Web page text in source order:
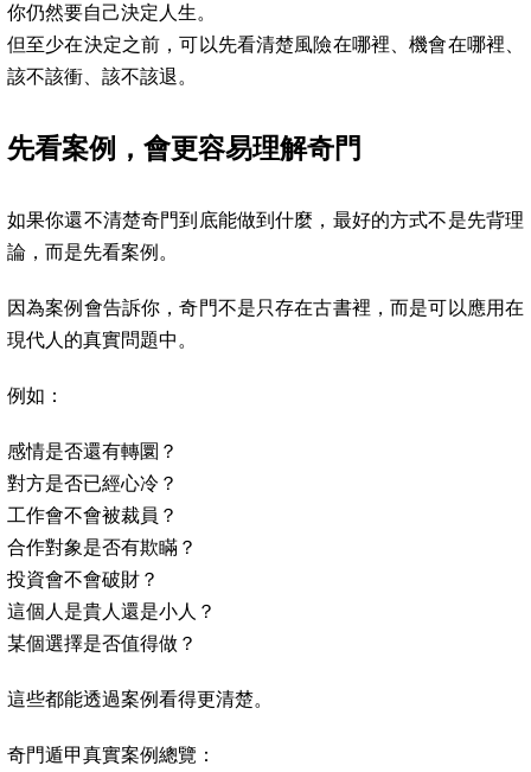
你仍然要自己決定人生。
但至少在決定之前，可以先看清楚風險在哪裡、機會在哪裡、
該不該衝、該不該退。
先看案例，會更容易理解奇門
如果你還不清楚奇門到底能做到什麼，最好的方式不是先背理
論，而是先看案例。
因為案例會告訴你，奇門不是只存在古書裡，而是可以應用在
現代人的真實問題中。
例如：
感情是否還有轉圜？
對方是否已經心冷？
工作會不會被裁員？
合作對象是否有欺瞞？
投資會不會破財？
這個人是貴人還是小人？
某個選擇是否值得做？
這些都能透過案例看得更清楚。
奇門遁甲真實案例總覽：